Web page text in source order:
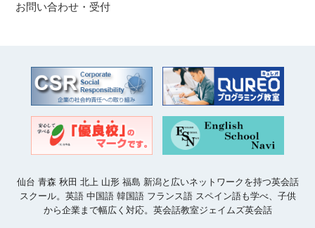
お問い合わせ・受付
仙台 青森 秋田 北上 山形 福島 新潟と広いネットワークを持つ英会話
スクール。英語 中国語 韓国語 フランス語 スペイン語も学べ、子供
から企業まで幅広く対応。英会話教室ジェイムズ英会話